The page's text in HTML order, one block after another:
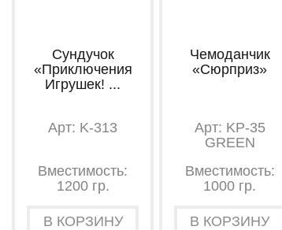
Сундучок
«Приключения
Игрушек! ...
Арт: K-313
Вместимость:
1200 гр.
В КОРЗИНУ
Чемоданчик
«Сюрприз»
Арт: KP-35
GREEN
Вместимость:
1000 гр.
В КОРЗИНУ